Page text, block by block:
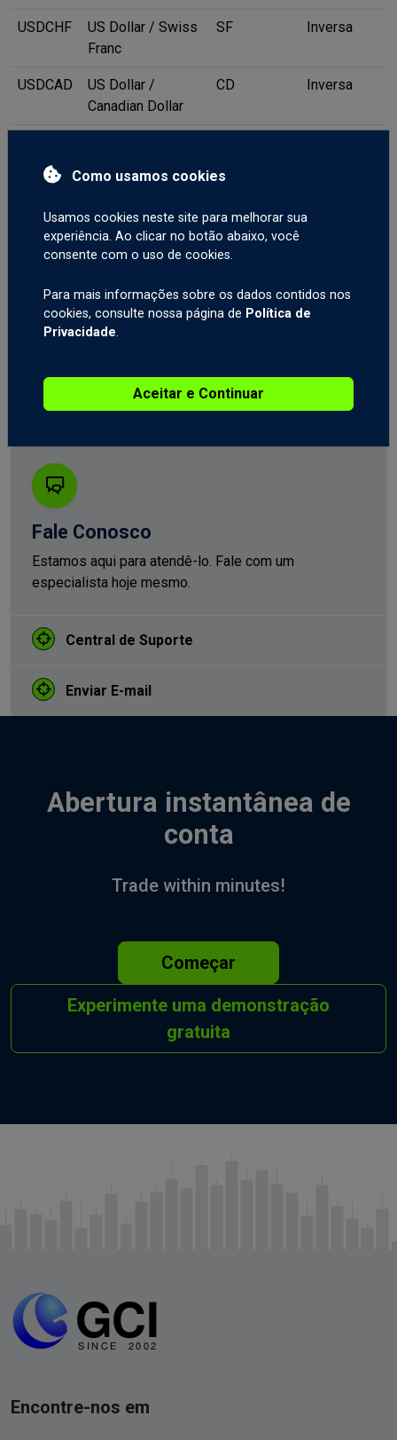
USDCHF
US Dollar / Swiss
Franc
SF Inversa
USDCAD
US Dollar /
Canadian Dollar
CD Inversa
Dollar / US Dollar
Negocie com um dos provedores de
CFD mais experientes
Comece a Negociar
Fale Conosco
Estamos aqui para atendê-lo. Fale com um
especialista hoje mesmo.
Central de Suporte
Enviar E-mail
Abertura instantânea de
conta
Trade within minutes!
Começar
Experimente uma demonstração
gratuita
Como usamos cookies
Usamos cookies neste site para melhorar sua
experiência. Ao clicar no botão abaixo, você
consente com o uso de cookies.
Para mais informações sobre os dados contidos nos
cookies, consulte nossa página de Política de
Privacidade.
Aceitar e Continuar
Encontre-nos em